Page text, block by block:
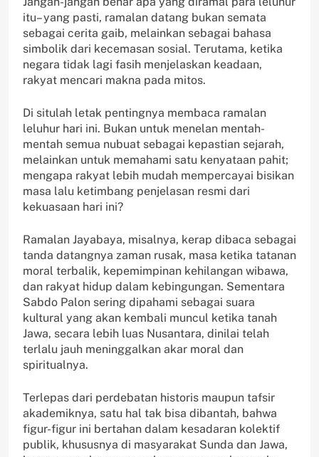
itu– yang pasti, ramalan datang bukan semata
sebagai cerita gaib, melainkan sebagai bahasa
simbolik dari kecemasan sosial. Terutama, ketika
negara tidak lagi fasih menjelaskan keadaan,
rakyat mencari makna pada mitos.
Di situlah letak pentingnya membaca ramalan
leluhur hari ini. Bukan untuk menelan mentah-
mentah semua nubuat sebagai kepastian sejarah,
melainkan untuk memahami satu kenyataan pahit;
mengapa rakyat lebih mudah mempercayai bisikan
masa lalu ketimbang penjelasan resmi dari
kekuasaan hari ini?
Ramalan Jayabaya, misalnya, kerap dibaca sebagai
tanda datangnya zaman rusak, masa ketika tatanan
moral terbalik, kepemimpinan kehilangan wibawa,
dan rakyat hidup dalam kebingungan. Sementara
Sabdo Palon sering dipahami sebagai suara
kultural yang akan kembali muncul ketika tanah
Jawa, secara lebih luas Nusantara, dinilai telah
terlalu jauh meninggalkan akar moral dan
spiritualnya.
Terlepas dari perdebatan historis maupun tafsir
akademiknya, satu hal tak bisa dibantah, bahwa
figur-figur ini bertahan dalam kesadaran kolektif
publik, khususnya di masyarakat Sunda dan Jawa,